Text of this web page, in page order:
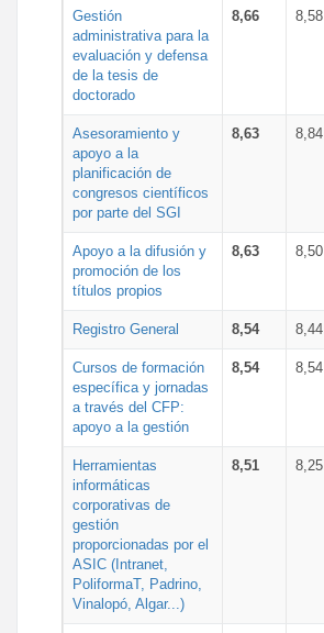
Gestión
administrativa para la
evaluación y defensa
de la tesis de
doctorado
8,66 8,58
Asesoramiento y
apoyo a la
planificación de
congresos científicos
por parte del SGI
8,63 8,84
Apoyo a la difusión y
promoción de los
títulos propios
8,63 8,50
Registro General 8,54 8,44
Cursos de formación
específica y jornadas
a través del CFP:
apoyo a la gestión
8,54 8,54
Herramientas
informáticas
corporativas de
gestión
proporcionadas por el
ASIC (Intranet,
PoliformaT, Padrino,
Vinalopó, Algar...)
8,51 8,25